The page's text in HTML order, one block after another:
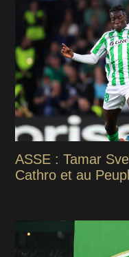
ASSE : Tamar
Cathro et au